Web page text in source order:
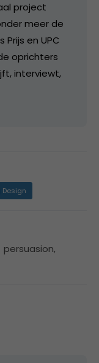
project
meer de
Prijs en UPC
oprichters
interviewt,
Design
persuasion,